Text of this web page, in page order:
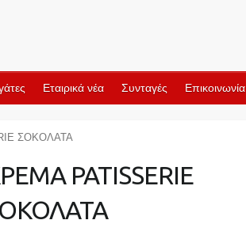
Εταιρικά νέα Συνταγές Επικοινωνία
ΣΟΚΟΛΑΤΑ
PATISSERIE